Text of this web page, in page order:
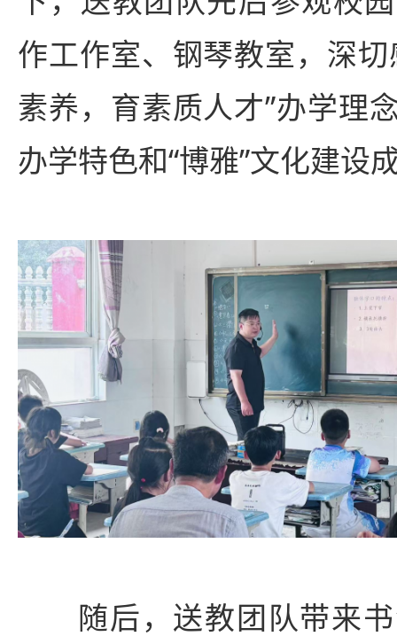
作工作室、钢琴教室，深
素养，育素质人才”办学理
办学特色和“博雅”文化建设
随后，送教团队带来